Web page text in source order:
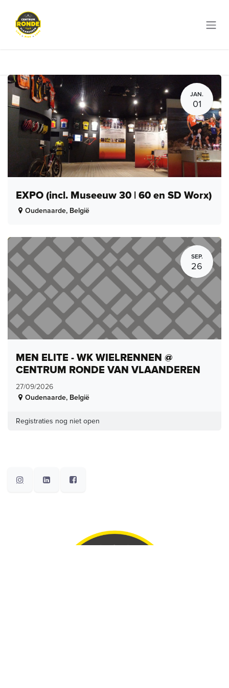
JAN.
01
EXPO (incl. Museeuw 30 | 60 en SD Worx)
Oudenaarde, België
SEP.
26
MEN ELITE - WK WIELRENNEN @
CENTRUM RONDE VAN VLAANDEREN
27/09/2026
Oudenaarde, België
Registraties nog niet open